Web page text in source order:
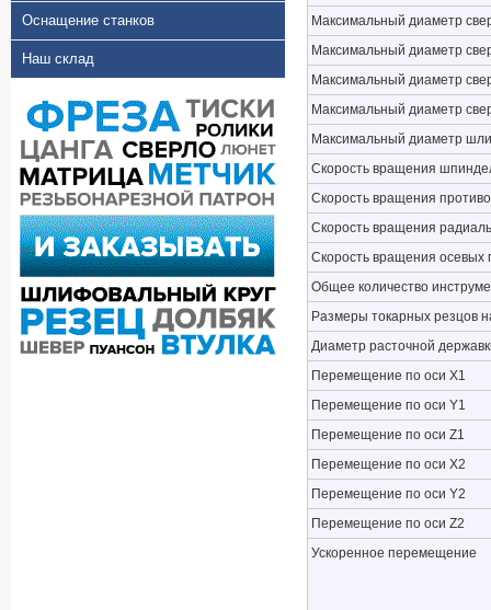
Оснащение станков
Наш склад
Максимальный диаметр
Максимальный диаметр
Максимальный диаметр
Максимальный диаметр
Максимальный диаметр
Скорость вращения
Скорость вращения
Скорость вращения
Скорость вращения осевых
Общее количество
Размеры токарных резцов
Диаметр расточной
Перемещение по оси X1
Перемещение по оси Y1
Перемещение по оси Z1
Перемещение по оси X2
Перемещение по оси Y2
Перемещение по оси Z2
Ускоренное перемещение